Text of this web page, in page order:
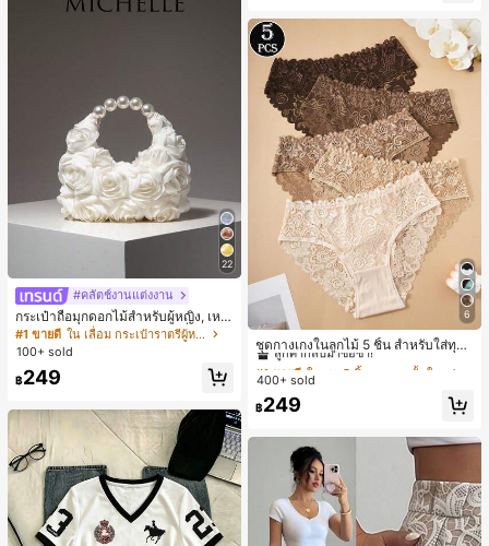
22
#คลัตช์งานแต่งงาน
กระเป๋าถือมุกดอกไม้สำหรับผู้หญิง, เหม
าะสำหรับชุดราตรี, ชุดบอล, เครื่องประ
ดับงานแต่งงาน, กระเป๋าสตางค์สุภาพส
สุ่ม)
#1 ขายดี
ใน เลื่อม กระเป๋าราตรีผู้หญิง
100+ sold
฿249
6
ชุดกางเกงในลูกไม้ 5 ชิ้น สำหรับใส่ทุกวั
น
#1 ขายดี
ลูกค้ากลับมาซื้อซ้ำ!
#1 ขายดี
ลูกค้ากลับมาซื้อซ้ำ!
#1 ขายดี
ลูกค้ากลับมาซื้อซ้ำ!
#1 ขายดี
400+ sold
฿249